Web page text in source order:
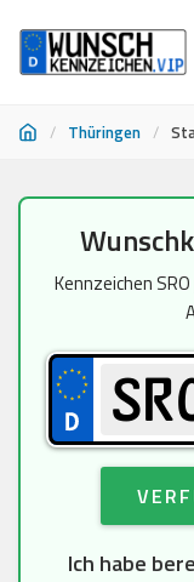
/ Thüringen /
springen
Kennzeichen
Ich habe